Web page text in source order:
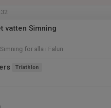
vatten Simning
för alla i Falun
Triathlon